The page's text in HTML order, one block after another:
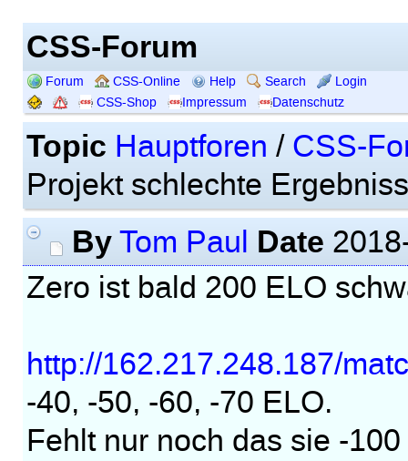
CSS-Forum
Forum CSS-Online Help Search
Login
CSS-Shop
Impressum Datenschutz
Topic Hauptforen / CSS-
Projekt schlechte
By Tom Paul Date
Zero ist bald 200 ELO
http://162.217.248.187/
-40, -50, -60, -70 ELO.
Fehlt nur noch das sie -